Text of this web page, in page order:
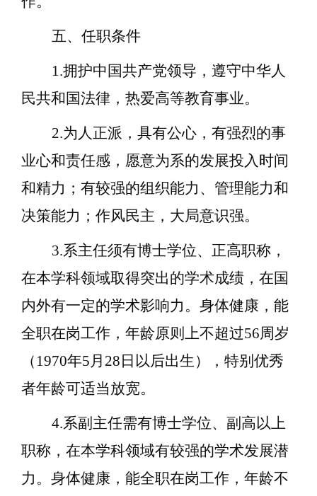
五、任职条件
1.拥护中国共产党领导，遵守中华人
民共和国法律，热爱高等教育事业。
2.为人正派，具有公心，有强烈的事
业心和责任感，愿意为系的发展投入时间
和精力；有较强的组织能力、管理能力和
决策能力；作风民主，大局意识强。
3.系主任须有博士学位、正高职称，
在本学科领域取得突出的学术成绩，在国
内外有一定的学术影响力。身体健康，能
全职在岗工作，年龄原则上不超过56周岁
（1970年5月 28 日以后出生），特别优秀
者年龄可适当放宽。
4.系副主任需有博士学位、副高以上
职称，在本学科领域有较强的学术发展潜
力。身体健康，能全职在岗工作，年龄不